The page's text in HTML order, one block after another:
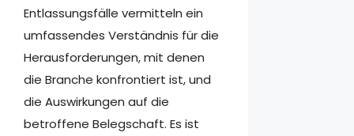
Entlassungsfälle vermitteln ein
umfassendes Verständnis für die
Herausforderungen, mit denen
die Branche konfrontiert ist, und
die Auswirkungen auf die
betroffene Belegschaft. Es ist